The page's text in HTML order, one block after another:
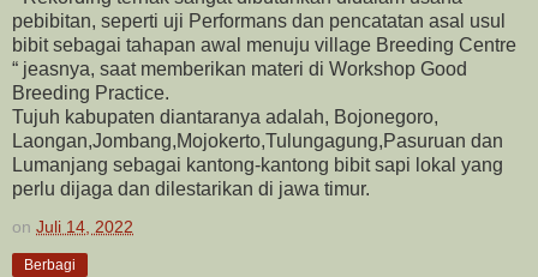
pebibitan, seperti uji Performans dan pencatatan asal usul
bibit sebagai tahapan awal menuju village Breeding Centre
“ jeasnya, saat memberikan materi di Workshop Good
Breeding Practice.
Tujuh kabupaten diantaranya adalah, Bojonegoro,
Laongan,Jombang,Mojokerto,Tulungagung,Pasuruan dan
Lumanjang sebagai kantong-kantong bibit sapi lokal yang
perlu dijaga dan dilestarikan di jawa timur.
on Juli 14, 2022
Berbagi